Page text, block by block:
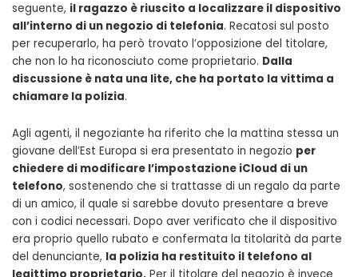
seguente, il ragazzo è riuscito a localizzare il dispositivo
all’interno di un negozio di telefonia. Recatosi sul posto
per recuperarlo, ha però trovato l’opposizione del titolare,
che non lo ha riconosciuto come proprietario. Dalla
discussione è nata una lite, che ha portato la vittima a
chiamare la polizia.
Agli agenti, il negoziante ha riferito che la mattina stessa un
giovane dell’Est Europa si era presentato in negozio per
chiedere di modificare l’impostazione iCloud di un
telefono, sostenendo che si trattasse di un regalo da parte
di un amico, il quale si sarebbe dovuto presentare a breve
con i codici necessari. Dopo aver verificato che il dispositivo
era proprio quello rubato e confermata la titolarità da parte
del denunciante, la polizia ha restituito il telefono al